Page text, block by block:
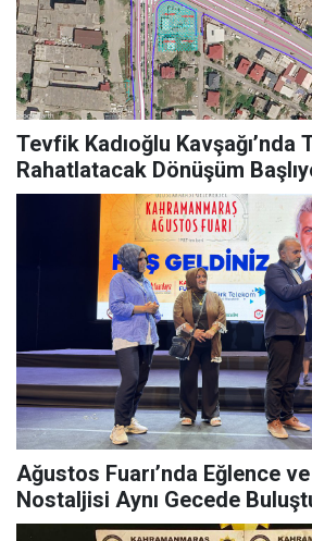
Tevfik Kadıoğlu Kavşağı’nda
Rahatlatacak Dönüşüm
Ağustos Fuarı’nda Eğlence
Nostaljisi Aynı Gecede